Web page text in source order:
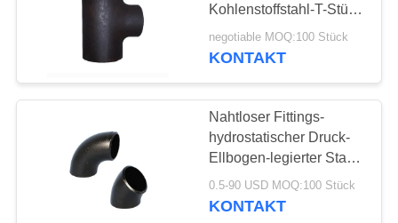
PRIVACY
POLICY
Kohlenstoffstahl-T-Stück
Schwarz-Malerei mit
Strahlenen-Oberfläche
negotiable MOQ:100 Stück
KONTAKT
Nahtloser Fittings-
hydrostatischer Druck-
Ellbogen-legierter Stahl
Buttweld A234 Wpb
0.5-90 USD MOQ:100 Stück
KONTAKT